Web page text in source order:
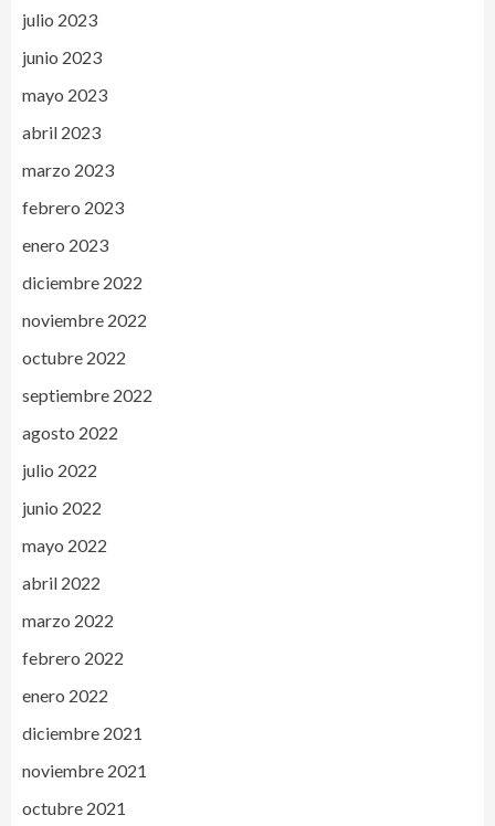
julio 2023
junio 2023
mayo 2023
abril 2023
marzo 2023
febrero 2023
enero 2023
diciembre 2022
noviembre 2022
octubre 2022
septiembre 2022
agosto 2022
julio 2022
junio 2022
mayo 2022
abril 2022
marzo 2022
febrero 2022
enero 2022
diciembre 2021
noviembre 2021
octubre 2021